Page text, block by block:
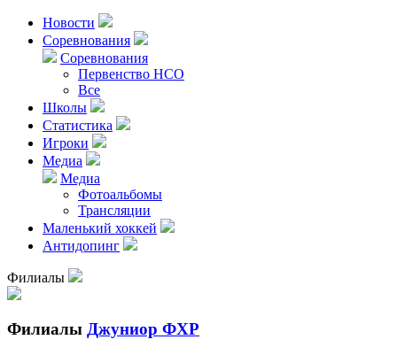
Новости
Соревнования
Соревнования
Первенство НСО
Все
Школы
Статистика
Игроки
Медиа
Медиа
Фотоальбомы
Трансляции
Маленький хоккей
Антидопинг
Филиалы
Филиалы Джуниор ФХР